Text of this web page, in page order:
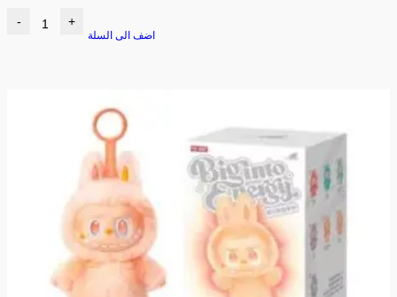
- +
اضف الى السلة